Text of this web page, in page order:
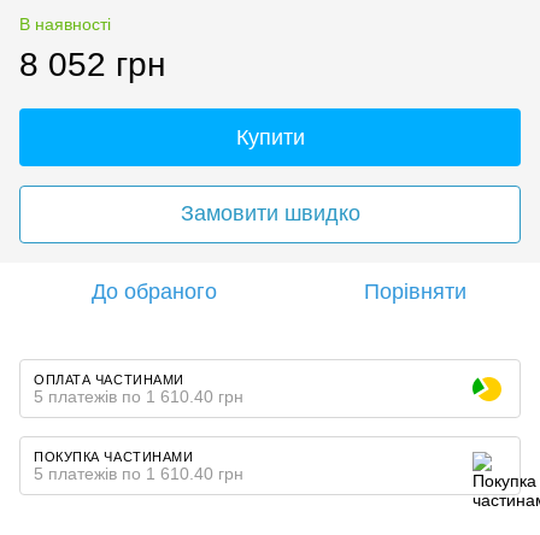
В наявності
8 052 грн
Купити
Замовити швидко
До обраного Порівняти
ОПЛАТА ЧАСТИНАМИ
5 платежів по 1 610.40 грн
ПОКУПКА ЧАСТИНАМИ
5 платежів по 1 610.40 грн